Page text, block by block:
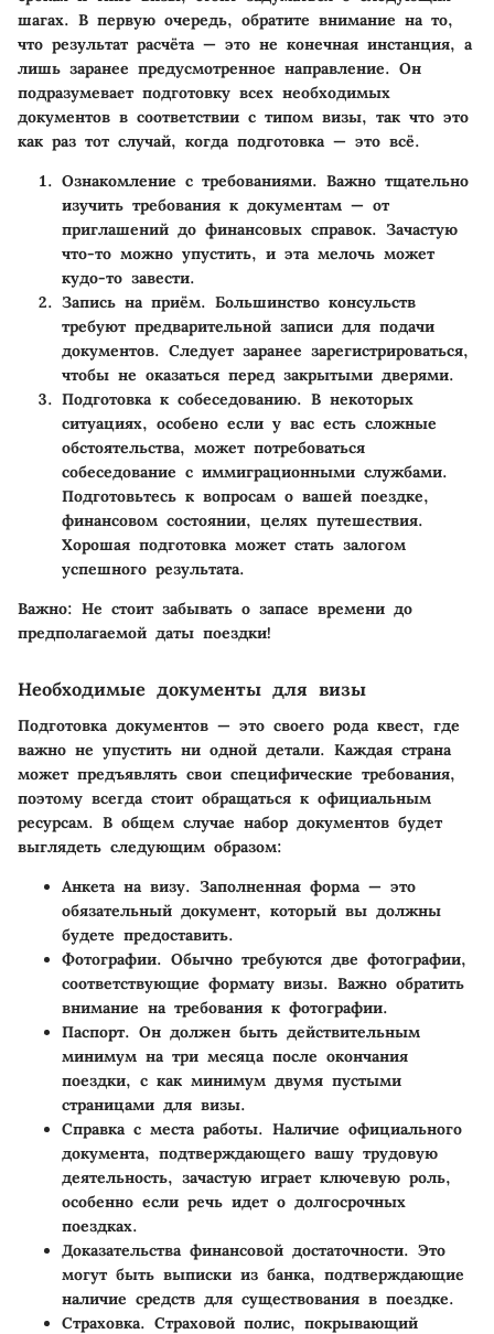
шагах. В первую очередь, обратите внимание на то,
что результат расчёта — это не конечная инстанция, а
лишь заранее предусмотренное направление. Он
подразумевает подготовку всех необходимых
документов в соответствии с типом визы, так что это
как раз тот случай, когда подготовка — это всё.
Ознакомление с требованиями. Важно тщательно
изучить требования к документам — от
приглашений до финансовых справок. Зачастую
что-то можно упустить, и эта мелочь может
кудо-то завести.
Запись на приём. Большинство консульств
требуют предварительной записи для подачи
документов. Следует заранее зарегистрироваться,
чтобы не оказаться перед закрытыми дверями.
Подготовка к собеседованию. В некоторых
ситуациях, особено если у вас есть сложные
обстоятельства, может потребоваться
собеседование с иммиграционными службами.
Подготовьтесь к вопросам о вашей поездке,
финансовом состоянии, целях путешествия.
Хорошая подготовка может стать залогом
успешного результата.
Важно: Не стоит забывать о запасе времени до
предполагаемой даты поездки!
Необходимые документы для визы
Подготовка документов — это своего рода квест, где
важно не упустить ни одной детали. Каждая страна
может предъявлять свои специфические требования,
поэтому всегда стоит обращаться к официальным
ресурсам. В общем случае набор документов будет
выглядеть следующим образом:
Анкета на визу. Заполненная форма — это
обязательный документ, который вы должны
будете предоставить.
Фотографии. Обычно требуются две фотографии,
соответствующие формату визы. Важно обратить
внимание на требования к фотографии.
Паспорт. Он должен быть действительным
минимум на три месяца после окончания
поездки, с как минимум двумя пустыми
страницами для визы.
Справка с места работы. Наличие официального
документа, подтверждающего вашу трудовую
деятельность, зачастую играет ключевую роль,
особенно если речь идет о долгосрочных
поездках.
Доказательства финансовой достаточности. Это
могут быть выписки из банка, подтверждающие
наличие средств для существования в поездке.
Страховка. Страховой полис, покрывающий